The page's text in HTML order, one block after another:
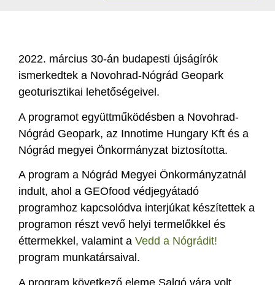
2022. március 30-án budapesti újságírók
ismerkedtek a Novohrad-Nógrád Geopark
geoturisztikai lehetőségeivel.
A programot együttműködésben a Novohrad-
Nógrád Geopark, az Innotime Hungary Kft és a
Nógrád megyei Önkormányzat biztosította.
A program a Nógrád Megyei Önkormányzatnál
indult, ahol a GEOfood védjegyátadó
programhoz kapcsolódva interjúkat készítettek a
programon részt vevő helyi termelőkkel és
éttermekkel, valamint a Vedd a Nógrádit!
program munkatársaival.
A program következő eleme Salgó vára volt,